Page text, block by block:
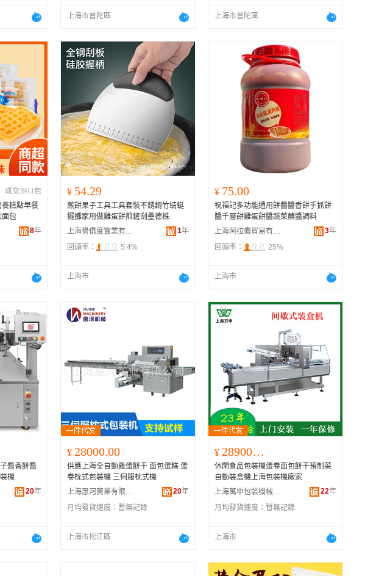
上海市普陀區 上海市普陀區
成交3911包
養糕點早餐
面包
8年
¥ 54.29
煎餅果子工具工具套裝不銹鋼竹蜻蜓
擺攤家用做雞蛋餅煎鏟刮壘德株
上海譽俱度實業有限公司
1年
回頭率：
5.4%
上海市
¥ 75.00
祝福記多功能通用餅醬醬香餅手抓餅
醬千層餅雞蛋餅醬蔬菜蘸醬調料
上海阿拉儂貿易有限公司
3年
回頭率：
25%
上海市
醬香餅醬
機
20年
¥ 28000.00
供應上海全自動雞蛋餅干 面包蛋糕 蛋
卷枕式包裝機 三伺服枕式機
上海惠河實業有限公司
20年
月均發貨速度： 暫無記錄
上海市松江區
¥ 289000.00
休閑食品包裝機蛋卷面包餅干預制菜
自動裝盒機上海包裝機廠家
上海萬申包裝機械有限公司
22年
月均發貨速度： 暫無記錄
上海市